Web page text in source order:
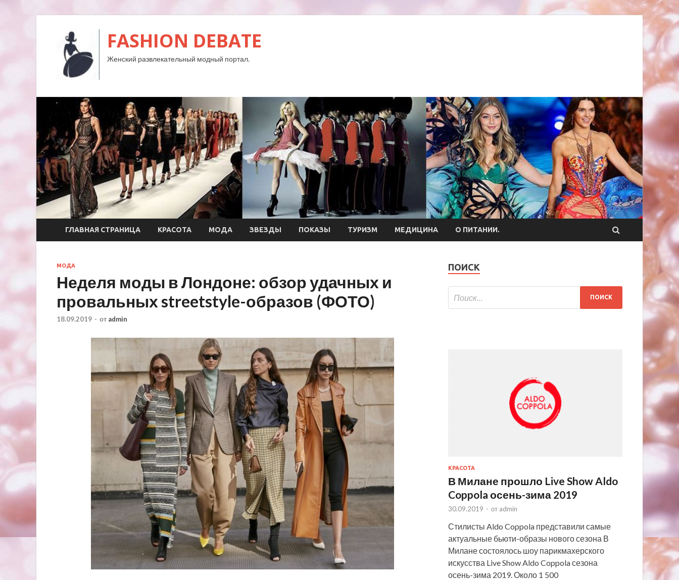
FASHION DEBATE
Женский развлекательный модный портал.
ГЛАВНАЯ СТРАНИЦА КРАСОТА МОДА ЗВЕЗДЫ ПОКАЗЫ ТУРИЗМ МЕДИЦИНА О ПИТАНИИ.
МОДА
Неделя моды в Лондоне: обзор удачных и
провальных streetstyle-образов (ФОТО)
18.09.2019 - от admin
ПОИСК
КРАСОТА
В Милане прошло Live Show Aldo
Coppola осень-зима 2019
30.09.2019 - от admin
Стилисты Aldo Coppola представили самые
актуальные бьюти-образы нового сезона В
Милане состоялось шоу парикмахерского
искусства Live Show Aldo Coppola сезона
осень-зима 2019. Около 1 500